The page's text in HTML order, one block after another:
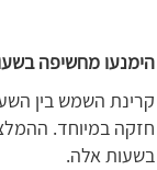
הימנעו מחשיפה
חזקה במיוחד.
בשעות אלה.